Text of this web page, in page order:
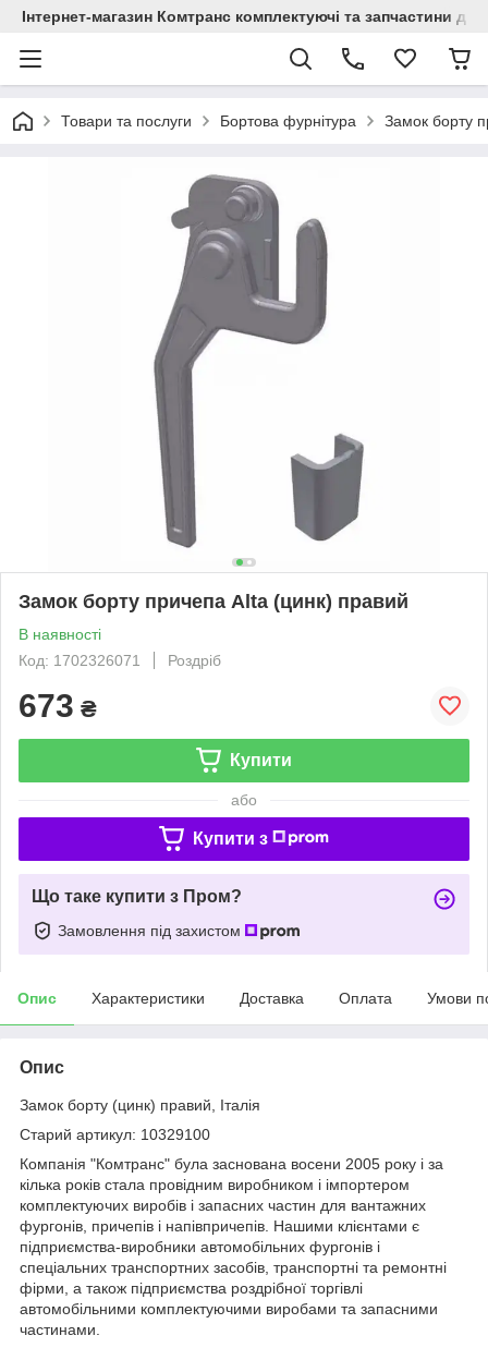
Інтернет-магазин Комтранс комплектуючі та запчастини
Товари та послуги Бортова фурнітура Замок борту
Замок борту причепа Alta (цинк) правий
В наявності
Код: 1702326071
Роздріб
673 ₴
Купити
або
Купити з
Що таке купити з Пром?
Замовлення під захистом
Опис Характеристики Доставка Оплата Умови
Опис
Замок борту (цинк) правий, Італія
Старий артикул: 10329100
Компанія "Комтранс" була заснована восени 2005 року і за
кілька років стала провідним виробником і імпортером
комплектуючих виробів і запасних частин для вантажних
фургонів, причепів і напівпричепів. Нашими клієнтами є
підприємства-виробники автомобільних фургонів і
спеціальних транспортних засобів, транспортні та ремонтні
фірми, а також підприємства роздрібної торгівлі
автомобільними комплектуючими виробами та запасними
частинами.